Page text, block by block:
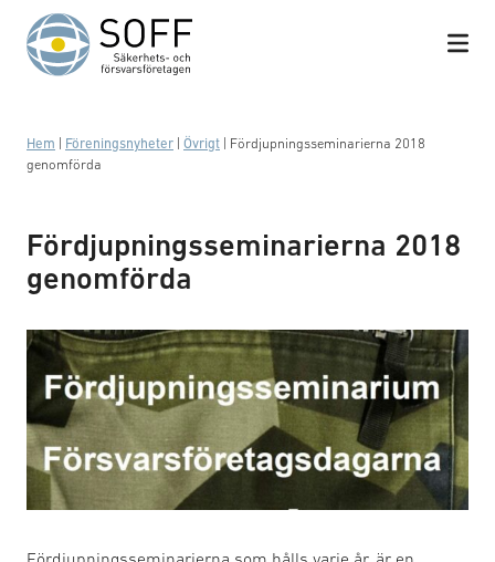
Hoppa till innehåll
Hem Föreningsnyheter Övrigt
Fördjupningsseminarierna 2018
genomförda
Fördjupningsseminarierna 2018
genomförda